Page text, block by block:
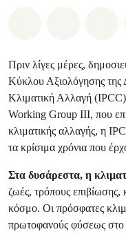
Πριν λίγες μέρες,
Κύκλου Αξιολόγησης της
Κλιματική Αλλαγή (IPCC)
Working Group III, που
κλιματικής αλλαγής, η
τα κρίσιμα χρόνια που
Στα δυσάρεστα, η
ζωές, τρόπους επιβίωσης,
κόσμο. Οι πρόσφατες
πρωτοφανούς φύσεως στο